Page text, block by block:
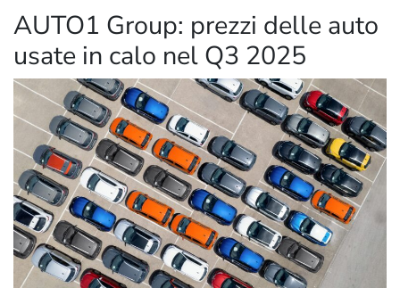
AUTO1 Group: prezzi delle auto
usate in calo nel Q3 2025